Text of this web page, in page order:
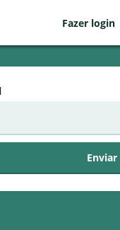
Fazer login
Enviar